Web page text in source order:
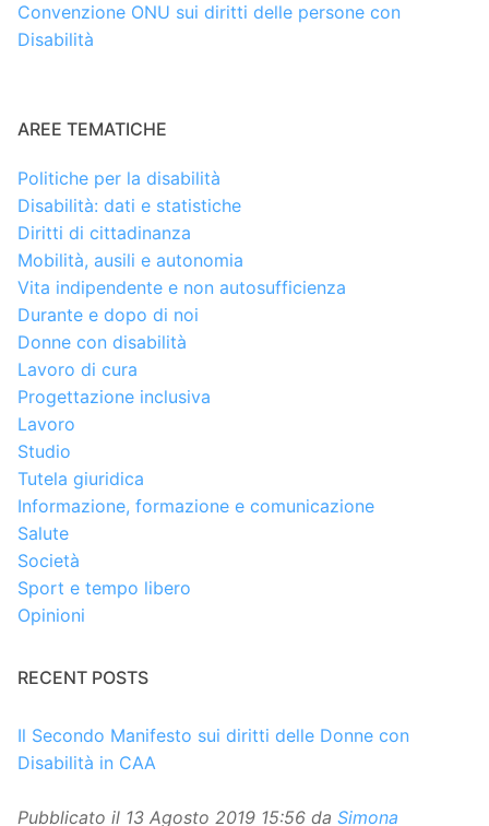
Convenzione ONU sui diritti delle persone con
Disabilità
AREE TEMATICHE
Politiche per la disabilità
Disabilità: dati e statistiche
Diritti di cittadinanza
Mobilità, ausili e autonomia
Vita indipendente e non autosufficienza
Durante e dopo di noi
Donne con disabilità
Lavoro di cura
Progettazione inclusiva
Lavoro
Studio
Tutela giuridica
Informazione, formazione e comunicazione
Salute
Società
Sport e tempo libero
Opinioni
RECENT POSTS
Il Secondo Manifesto sui diritti delle Donne con
Disabilità in CAA
Pubblicato il 13 Agosto 2019 15:56 da Simona